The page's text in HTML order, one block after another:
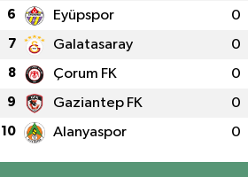
6 Eyüpspor 0
7 Galatasaray 0
8 Çorum FK 0
9 Gaziantep FK 0
10 Alanyaspor 0